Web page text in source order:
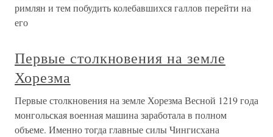
римлян и тем побудить колебав­шихся галлов перейти на
его
Первые столкновения на земле
Хорезма
Первые столкновения на земле Хорезма Весной 1219 года
монгольская военная машина заработала в полном
объеме. Именно тогда главные силы Чингисхана